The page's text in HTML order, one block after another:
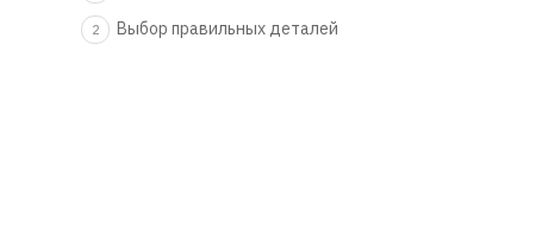
2 Выбор правильных деталей